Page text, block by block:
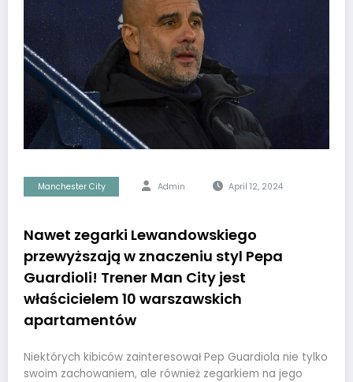
Manchester City Admin April 12, 2024
Nawet zegarki Lewandowskiego
przewyższają w znaczeniu styl Pepa
Guardioli! Trener Man City jest
właścicielem 10 warszawskich
apartamentów
Niektórych kibiców zainteresował Pep Guardiola nie tylko
swoim zachowaniem, ale również zegarkiem na jego